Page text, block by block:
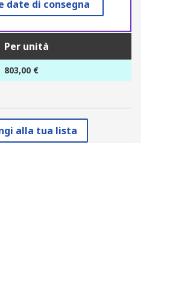
date di consegna
Per unità
803,00 €
alla tua lista